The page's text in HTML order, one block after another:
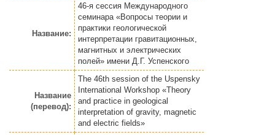
Название:
46-я сессия Международного
семинара «Вопросы теории и
практики геологической
интерпретации гравитационных,
магнитных и электрических
полей» имени Д.Г. Успенского
Название
(перевод):
The 46th session of the Uspensky
International Workshop «Theory
and practice in geological
interpretation of gravity, magnetic
and electric fields»